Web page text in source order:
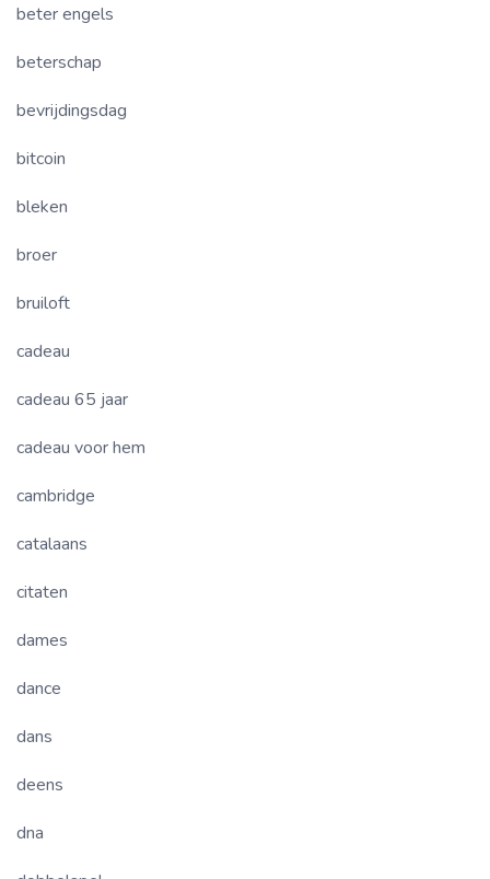
beter engels
beterschap
bevrijdingsdag
bitcoin
bleken
broer
bruiloft
cadeau
cadeau 65 jaar
cadeau voor hem
cambridge
catalaans
citaten
dames
dance
dans
deens
dna